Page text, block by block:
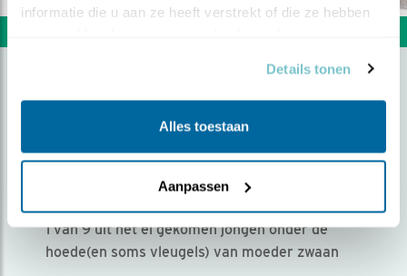
informatie die u aan ze heeft verstrekt of die ze hebben
Details tonen
Alles toestaan
Aanpassen
LIEFDE IS......MOEDER EN
Door Th.b.a. Berendschot | Geplaatst op woensdag
2073 views
1 van 9 uit het ei gekomen jongen onder de
hoede(en soms vleugels) van moeder zwaan